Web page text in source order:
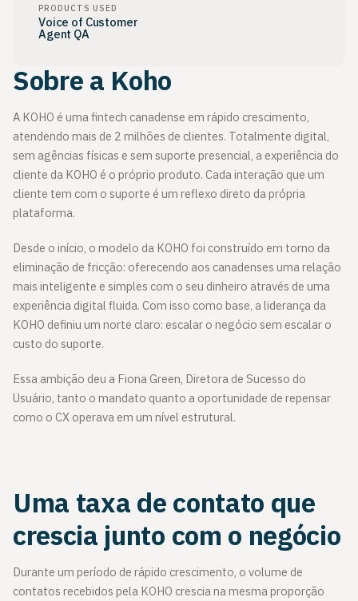
PRODUCTS USED
Voice of Customer
Agent QA
Sobre a Koho
A KOHO é uma fintech canadense em rápido crescimento,
atendendo mais de 2 milhões de clientes. Totalmente digital,
sem agências físicas e sem suporte presencial, a experiência do
cliente da KOHO é o próprio produto. Cada interação que um
cliente tem com o suporte é um reflexo direto da própria
plataforma.
Desde o início, o modelo da KOHO foi construído em torno da
eliminação de fricção: oferecendo aos canadenses uma relação
mais inteligente e simples com o seu dinheiro através de uma
experiência digital fluida. Com isso como base, a liderança da
KOHO definiu um norte claro: escalar o negócio sem escalar o
custo do suporte.
Essa ambição deu a Fiona Green, Diretora de Sucesso do
Usuário, tanto o mandato quanto a oportunidade de repensar
como o CX operava em um nível estrutural.
Uma taxa de contato que
crescia junto com o negócio
Durante um período de rápido crescimento, o volume de
contatos recebidos pela KOHO crescia na mesma proporção